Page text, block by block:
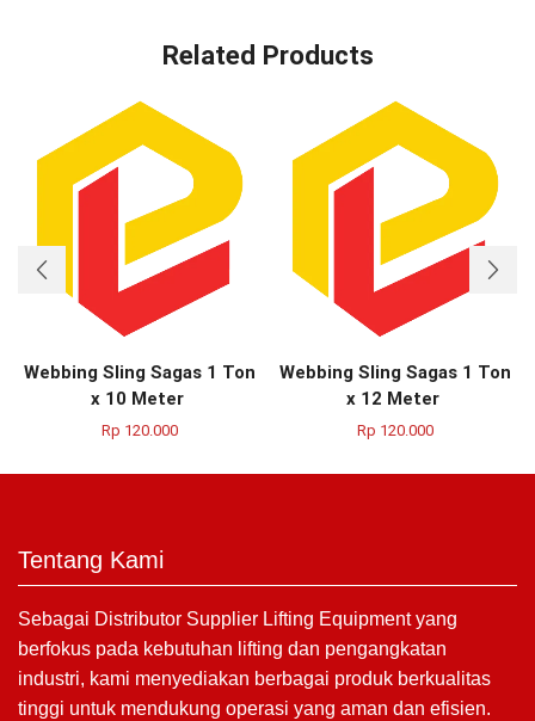
Related Products
Webbing Sling Sagas 1 Ton
x 10 Meter
Rp 120.000
Webbing Sling Sagas 1 Ton
x 12 Meter
Rp 120.000
Tentang Kami
Sebagai Distributor Supplier Lifting Equipment yang
berfokus pada kebutuhan lifting dan pengangkatan
industri, kami menyediakan berbagai produk berkualitas
tinggi untuk mendukung operasi yang aman dan efisien.